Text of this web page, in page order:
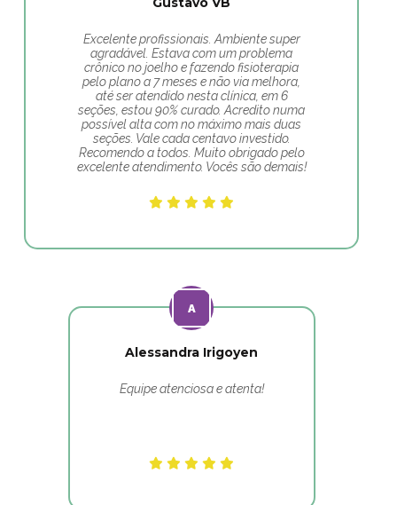
Excelente profissionais. Ambiente super
agradável. Estava com um problema
crônico no joelho e fazendo fisioterapia
pelo plano a 7 meses e não via melhora,
até ser atendido nesta clínica, em 6
seções, estou 90% curado. Acredito numa
possível alta com no máximo mais duas
seções. Vale cada centavo investido.
Recomendo a todos. Muito obrigado pelo
excelente atendimento. Vocês são demais!
Alessandra Irigoyen
Equipe atenciosa e atenta!